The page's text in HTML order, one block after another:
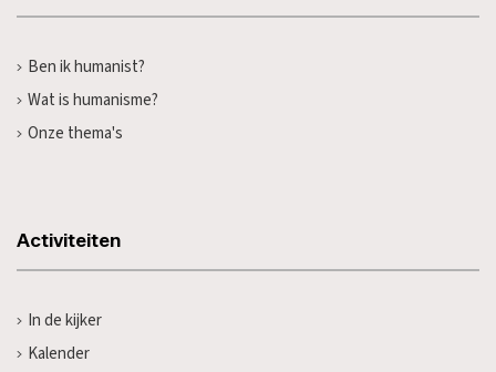
Ben ik humanist?
Wat is humanisme?
Onze thema's
Activiteiten
In de kijker
Kalender